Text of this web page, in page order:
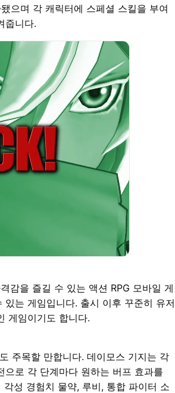
으며 각 캐릭터에 스페셜 스킬을 부여
줍니다.
감을 즐길 수 있는 액션 RPG 모바일 게
는 게임입니다. 출시 이후 꾸준히 유저
게임이기도 합니다.
주목할 만합니다. 데이모스 기지는 각
로 각 단계마다 원하는 버프 효과를
성 경험치 물약, 루비, 통합 파이터 소